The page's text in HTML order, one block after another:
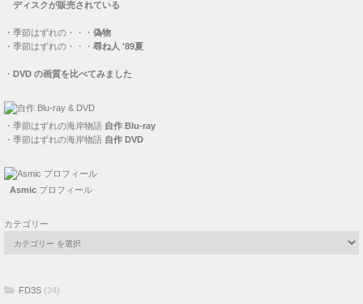
ディスクが販売されている
・ 季節はずれの・・・ 偽物
・ 季節はずれの・・・ 尋ね人 '89夏
・ DVD の画質を比べてみました
・ 季節はずれの海岸物語 自作 Blu-ray
・ 季節はずれの海岸物語 自作 DVD
Asmicプロフィール
カテゴリー
FD3S (24)